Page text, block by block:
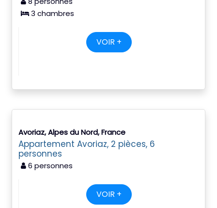
3 chambres
VOIR +
Avoriaz, Alpes du Nord, France
Appartement Avoriaz, 2 pièces, 6
personnes
6 personnes
VOIR +